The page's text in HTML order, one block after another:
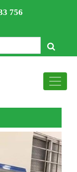
756